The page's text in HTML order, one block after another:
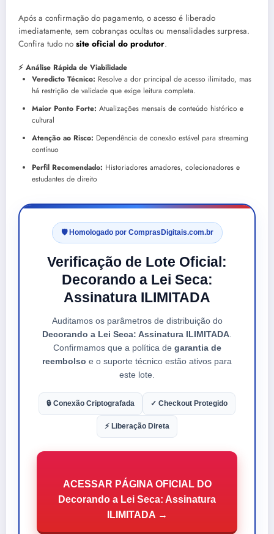
Após a confirmação do pagamento, o acesso é liberado
imediatamente, sem cobranças ocultas ou mensalidades surpresa.
Confira tudo no site oficial do produtor.
⚡ Análise Rápida de Viabilidade
Veredicto Técnico: Resolve a dor principal de acesso ilimitado, mas
há restrição de validade que exige leitura completa.
Maior Ponto Forte: Atualizações mensais de conteúdo histórico e
cultural
Atenção ao Risco: Dependência de conexão estável para streaming
contínuo
Perfil Recomendado: Historiadores amadores, colecionadores e
estudantes de direito
🛡️ Homologado por ComprasDigitais.com.br
Verificação de Lote Oficial:
Decorando a Lei Seca:
Assinatura ILIMITADA
Auditamos os parâmetros de distribuição do
Decorando a Lei Seca: Assinatura ILIMITADA.
Confirmamos que a política de garantia de
reembolso e o suporte técnico estão ativos para
este lote.
🔒 Conexão Criptografada ✓ Checkout Protegido
⚡ Liberação Direta
ACESSAR PÁGINA OFICIAL DO
Decorando a Lei Seca: Assinatura
ILIMITADA →